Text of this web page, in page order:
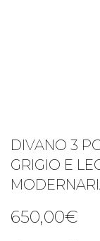
DIVANO 3
GRIGIO E
650,00€